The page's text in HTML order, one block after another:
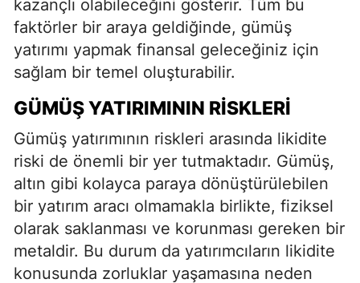
kazançlı olabileceğini gösterir. Tüm bu
faktörler bir araya geldiğinde, gümüş
yatırımı yapmak finansal geleceğiniz için
sağlam bir temel oluşturabilir.
GÜMÜŞ YATIRIMININ RISKLERI
Gümüş yatırımının riskleri arasında likidite
riski de önemli bir yer tutmaktadır. Gümüş,
altın gibi kolayca paraya dönüştürülebilen
bir yatırım aracı olmamakla birlikte, fiziksel
olarak saklanması ve korunması gereken bir
metaldir. Bu durum da yatırımcıların likidite
konusunda zorluklar yaşamasına neden